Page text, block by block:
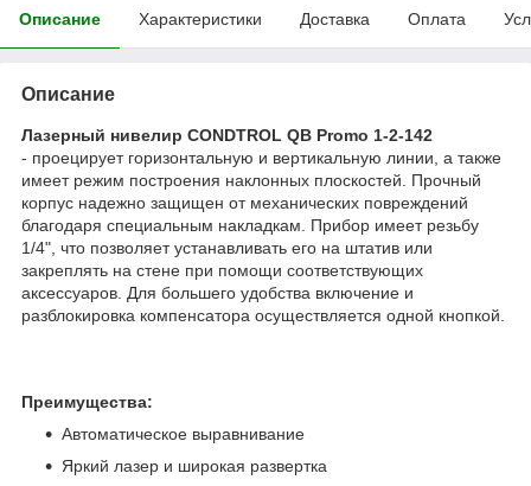
Описание Характеристики Доставка Оплата
Описание
Лазерный нивелир CONDTROL QB Promo 1-2-142
- проецирует горизонтальную и вертикальную линии, а также
имеет режим построения наклонных плоскостей. Прочный
корпус надежно защищен от механических повреждений
благодаря специальным накладкам. Прибор имеет резьбу
1/4", что позволяет устанавливать его на штатив или
закреплять на стене при помощи соответствующих
аксессуаров. Для большего удобства включение и
разблокировка компенсатора осуществляется одной кнопкой.
Преимущества:
Автоматическое выравнивание
Яркий лазер и широкая развертка